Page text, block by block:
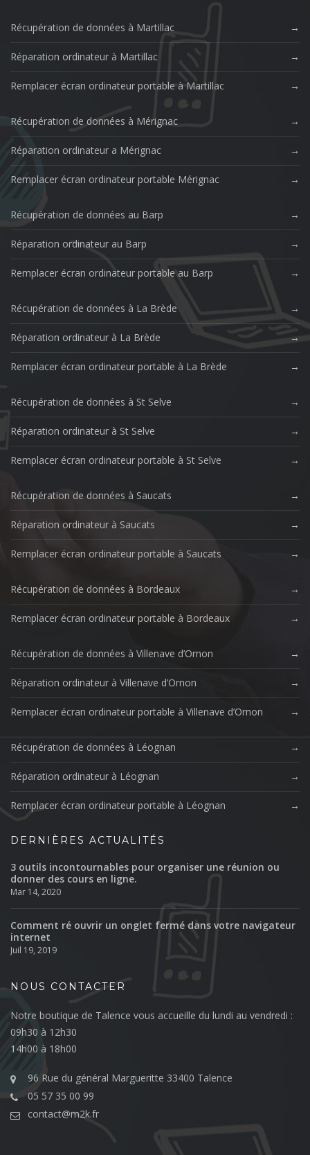
Récupération de données à Martillac
Réparation ordinateur à Martillac
Remplacer écran ordinateur portable à Martillac
Récupération de données à Mérignac
Réparation ordinateur a Mérignac
Remplacer écran ordinateur portable Mérignac
Récupération de données au Barp
Réparation ordinateur au Barp
Remplacer écran ordinateur portable au Barp
Récupération de données à La Brède
Réparation ordinateur à La Brède
Remplacer écran ordinateur portable à La Brède
Récupération de données à St Selve
Réparation ordinateur à St Selve
Remplacer écran ordinateur portable à St Selve
Récupération de données à Saucats
Réparation ordinateur à Saucats
Remplacer écran ordinateur portable à Saucats
Récupération de données à Bordeaux
Remplacer écran ordinateur portable à Bordeaux
Récupération de données à Villenave d’Ornon
Réparation ordinateur à Villenave d’Ornon
Remplacer écran ordinateur portable à Villenave d’Ornon
Récupération de données à Léognan
Réparation ordinateur à Léognan
Remplacer écran ordinateur portable à Léognan
DERNIÈRES ACTUALITÉS
3 outils incontournables pour organiser une réunion ou
donner des cours en ligne.
Mar 14, 2020
Comment ré ouvrir un onglet fermé dans votre navigateur
internet
Juil 19, 2019
NOUS CONTACTER
Notre boutique de Talence vous accueille du lundi au vendredi :
09h30 à 12h30
14h00 à 18h00
96 Rue du général Margueritte 33400 Talence
05 57 35 00 99
contact@m2k.fr